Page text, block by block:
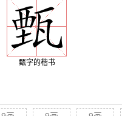
甄字的楷书